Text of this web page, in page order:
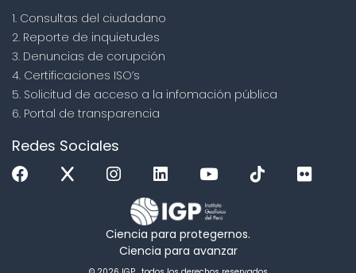
1. Consultas del ciudadano
2. Reporte de inquietudes
3. Denuncias de corupción
4. Certificaciones ISO’s
5. Solicitud de acceso a la infomación pública
6. Portal de transparencia
Redes Sociales
Ciencia para protegernos.
Ciencia para avanzar